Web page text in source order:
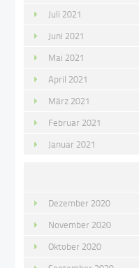
Juli 2021
Juni 2021
Mai 2021
April 2021
März 2021
Februar 2021
Januar 2021
Dezember 2020
November 2020
Oktober 2020